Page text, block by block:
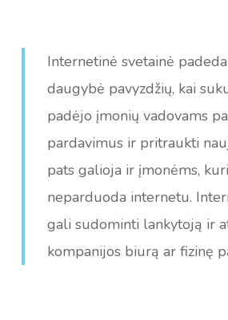
Internetinė svetainė
daugybė pavyzdžių, kai
padėjo įmonių vadovams
pardavimus ir pritraukti
pats galioja ir įmonėms,
neparduoda internetu.
gali sudominti lankytoją ir
kompanijos biurą ar fizinę